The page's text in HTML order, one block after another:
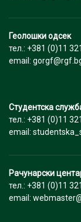
Геолошки одсек
тел.: +381 (0)11
email:
Студентска
тел.: +381 (0)11
email:
Рачунарски
тел.: +381 (0)11
email: